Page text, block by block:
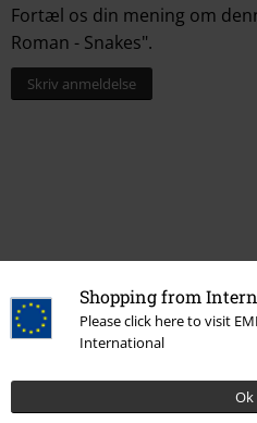
Shopping from
Please click here to visit
International
Ok
Fortæl os din mening om
Roman - Snakes".
Skriv anmeldelse
Senest besøgt